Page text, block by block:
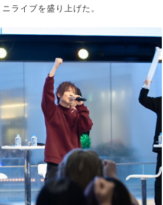
ライブを盛り上げた。